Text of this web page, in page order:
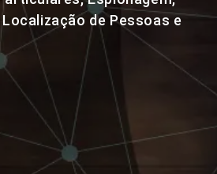
de Pessoas e